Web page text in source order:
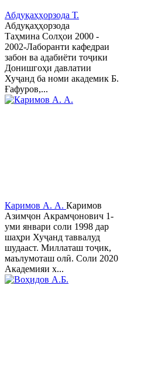
Абдуқаҳҳорзода Т.
Абдуқаҳҳорзода
Таҳмина Солҳои 2000 -
2002-Лаборанти кафедраи
забон ва адабиёти тоҷики
Донишгоҳи давлатии
Хуҷанд ба номи академик Б.
Ғафуров,...
Каримов А. А. Каримов
Азимҷон Акрамҷонович 1-
уми январи соли 1998 дар
шаҳри Хуҷанд таввалуд
шудааст. Миллаташ тоҷик,
маълумоташ олӣ. Соли 2020
Академияи х...